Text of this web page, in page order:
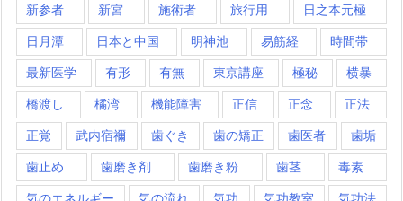
新参者 新宮 施術者 旅行用 日之本元極
日月潭 日本と中国 明神池 易筋経 時間帯
最新医学 有形 有無 東京講座 極秘 横暴
橋渡し 橘湾 機能障害 正信 正念 正法
正覚 武内宿禰 歯ぐき 歯の矯正 歯医者 歯垢
歯止め 歯磨き剤 歯磨き粉 歯茎 毒素
気のエネルギー 気の流れ 気功 気功教室 気功法